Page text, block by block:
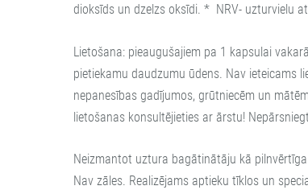
dioksīds un dzelzs oksīdi. * NRV- uzturvielu
Lietošana: pieaugušajiem pa 1 kapsulai
pietiekamu daudzumu ūdens. Nav ieteicams
nepanesības gadījumos, grūtniecēm un
lietošanas konsultējieties ar ārstu!
Neizmantot uztura bagātinātāju kā
Nav zāles. Realizējams aptieku tīklos un